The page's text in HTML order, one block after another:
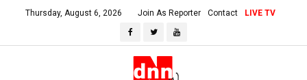
Thursday, August 6, 2026 Join As Reporter Contact LIVE TV